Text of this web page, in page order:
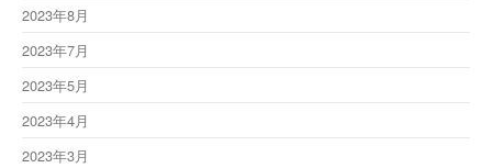
2023年8月
2023年7月
2023年5月
2023年4月
2023年3月